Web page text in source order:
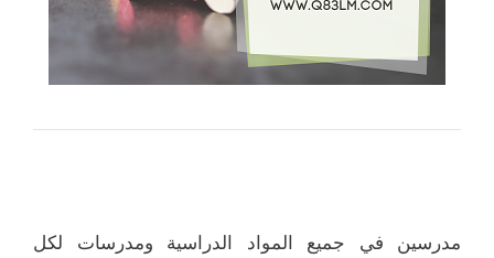
مدرسين في جميع المواد الدراسية ومدرسات لكل